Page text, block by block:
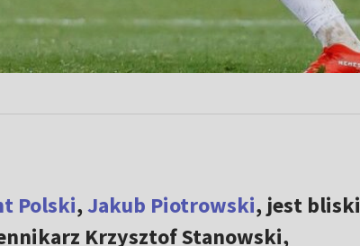
Polski,Jakub Piotrowski, jest bliski
Krzysztof Stanowski,